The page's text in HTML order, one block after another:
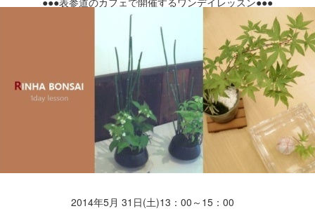
2014年5月 31 日(土)13 ： 00 ～ 15 ： 00